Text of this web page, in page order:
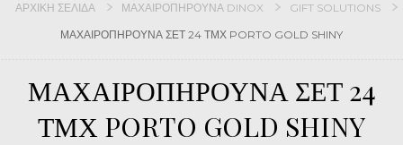
ΑΡΧΙΚΉ ΣΕΛΊΔΑ ΜΑΧΑΙΡΟΠΉΡΟΥΝΑ DINOX
GIFT SOLUTIONS
ΜΑΧΑΙΡΟΠΗΡΟΥΝΑ ΣΕΤ 24 ΤΜΧ PORTO GOLD SHINY
ΜΑΧΑΙΡΟΠΗΡΟΥΝΑ ΣΕΤ 24
ΤΜΧ PORTO GOLD SHINY